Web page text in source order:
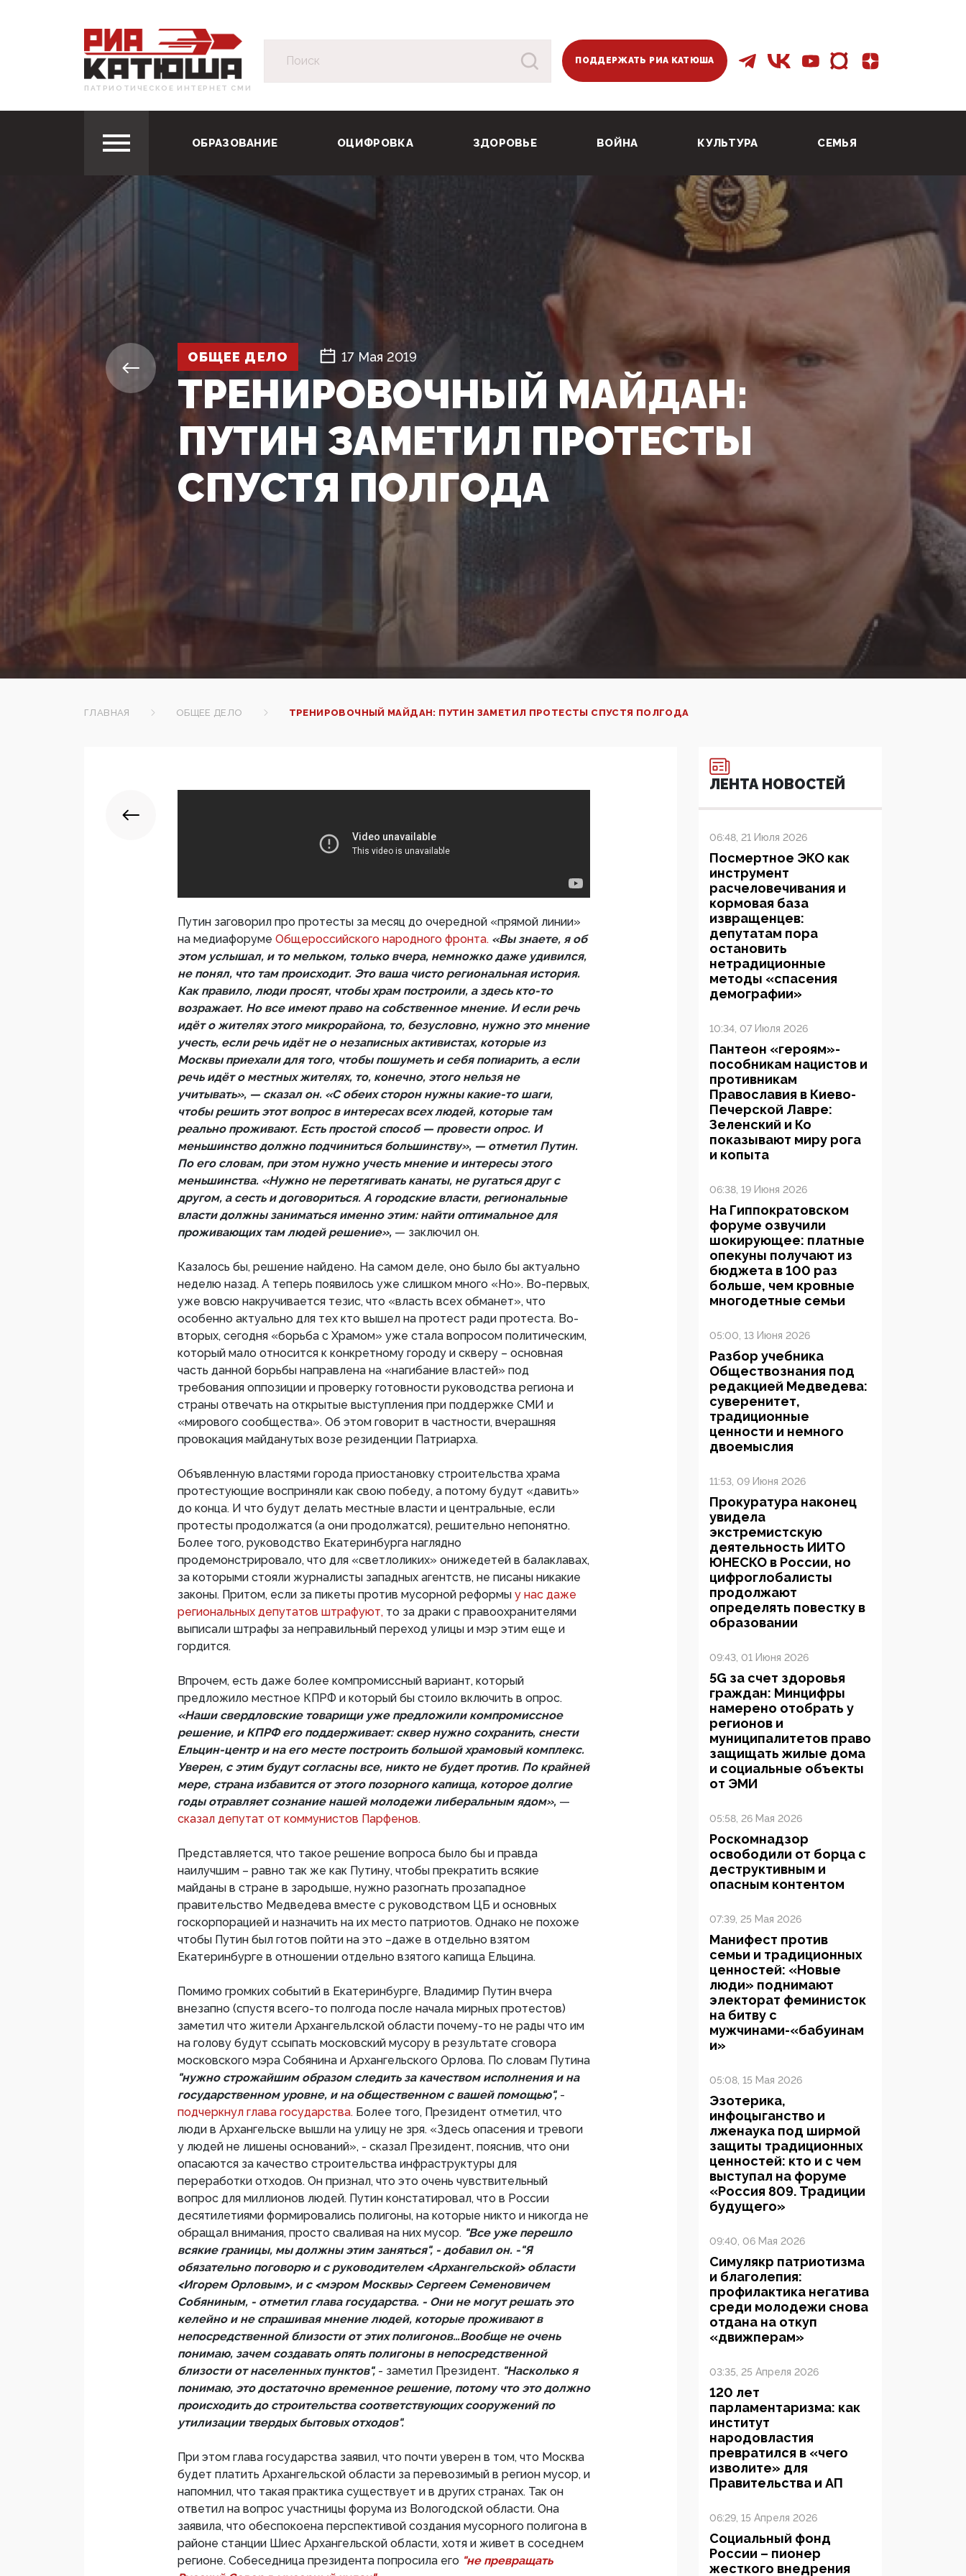
ПАТРИОТИЧЕСКОЕ ИНТЕРНЕТ СМИ
ПОДДЕРЖАТЬ РИА КАТЮША
ОБРАЗОВАНИЕ ОЦИФРОВКА ЗДОРОВЬЕ ВОЙНА КУЛЬТУРА СЕМЬЯ
ОБЩЕЕ ДЕЛО 17 Мая 2019
ТРЕНИРОВОЧНЫЙ МАЙДАН:
ПУТИН ЗАМЕТИЛ ПРОТЕСТЫ
СПУСТЯ ПОЛГОДА
ГЛАВНАЯ ОБЩЕЕ ДЕЛО ТРЕНИРОВОЧНЫЙ МАЙДАН: ПУТИН ЗАМЕТИЛ ПРОТЕСТЫ СПУСТЯ ПОЛГОДА
Путин заговорил про протесты за месяц до очередной «прямой линии»
на медиафоруме Общероссийского народного фронта. «Вы знаете, я об
этом услышал, и то мельком, только вчера, немножко даже удивился,
не понял, что там происходит. Это ваша чисто региональная история.
Как правило, люди просят, чтобы храм построили, а здесь кто-то
возражает. Но все имеют право на собственное мнение. И если речь
идёт о жителях этого микрорайона, то, безусловно, нужно это мнение
учесть, если речь идёт не о незаписных активистах, которые из
Москвы приехали для того, чтобы пошуметь и себя попиарить, а если
речь идёт о местных жителях, то, конечно, этого нельзя не
учитывать», — сказал он. «С обеих сторон нужны какие-то шаги,
чтобы решить этот вопрос в интересах всех людей, которые там
реально проживают. Есть простой способ — провести опрос. И
меньшинство должно подчиниться большинству», — отметил Путин.
По его словам, при этом нужно учесть мнение и интересы этого
меньшинства. «Нужно не перетягивать канаты, не ругаться друг с
другом, а сесть и договориться. А городские власти, региональные
власти должны заниматься именно этим: найти оптимальное для
проживающих там людей решение», — заключил он.
Казалось бы, решение найдено. На самом деле, оно было бы актуально
неделю назад. А теперь появилось уже слишком много «Но». Во-первых,
уже вовсю накручивается тезис, что «власть всех обманет», что
особенно актуально для тех кто вышел на протест ради протеста. Во-
вторых, сегодня «борьба с Храмом» уже стала вопросом политическим,
который мало относится к конкретному городу и скверу – основная
часть данной борьбы направлена на «нагибание властей» под
требования оппозиции и проверку готовности руководства региона и
страны отвечать на открытые выступления при поддержке СМИ и
«мирового сообщества». Об этом говорит в частности, вчерашняя
провокация майданутых возе резиденции Патриарха.
Объявленную властями города приостановку строительства храма
протестующие восприняли как свою победу, а потому будут «давить»
до конца. И что будут делать местные власти и центральные, если
протесты продолжатся (а они продолжатся), решительно непонятно.
Более того, руководство Екатеринбурга наглядно
продемонстрировало, что для «светлоликих» онижедетей в балаклавах,
за которыми стояли журналисты западных агентств, не писаны никакие
законы. Притом, если за пикеты против мусорной реформы у нас даже
региональных депутатов штрафуют, то за драки с правоохранителями
выписали штрафы за неправильный переход улицы и мэр этим еще и
гордится.
Впрочем, есть даже более компромиссный вариант, который
предложило местное КПРФ и который бы стоило включить в опрос.
«Наши свердловские товарищи уже предложили компромиссное
решение, и КПРФ его поддерживает: сквер нужно сохранить, снести
Ельцин-центр и на его месте построить большой храмовый комплекс.
Уверен, с этим будут согласны все, никто не будет против. По крайней
мере, страна избавится от этого позорного капища, которое долгие
годы отравляет сознание нашей молодежи либеральным ядом», —
сказал депутат от коммунистов Парфенов.
Представляется, что такое решение вопроса было бы и правда
наилучшим – равно так же как Путину, чтобы прекратить всякие
майданы в стране в зародыше, нужно разогнать прозападное
правительство Медведева вместе с руководством ЦБ и основных
госкорпорацией и назначить на их место патриотов. Однако не похоже
чтобы Путин был готов пойти на это –даже в отдельно взятом
Екатеринбурге в отношении отдельно взятого капища Ельцина.
Помимо громких событий в Екатеринбурге, Владимир Путин вчера
внезапно (спустя всего-то полгода после начала мирных протестов)
заметил что жители Архангельлской области почему-то не рады что им
на голову будут ссыпать московский мусору в результате сговора
московского мэра Собянина и Архангельского Орлова. По словам Путина
"нужно строжайшим образом следить за качеством исполнения и на
государственном уровне, и на общественном с вашей помощью", -
подчеркнул глава государства. Более того, Президент отметил, что
люди в Архангельске вышли на улицу не зря. «Здесь опасения и тревоги
у людей не лишены оснований», - сказал Президент, пояснив, что они
опасаются за качество строительства инфраструктуры для
переработки отходов. Он признал, что это очень чувствительный
вопрос для миллионов людей. Путин констатировал, что в России
десятилетиями формировались полигоны, на которые никто и никогда не
обращал внимания, просто сваливая на них мусор. "Все уже перешло
всякие границы, мы должны этим заняться", - добавил он. -"Я
обязательно поговорю и с руководителем <Архангельской> области
<Игорем Орловым>, и с <мэром Москвы> Сергеем Семеновичем
Собяниным, - отметил глава государства. - Они не могут решать это
келейно и не спрашивая мнение людей, которые проживают в
непосредственной близости от этих полигонов…Вообще не очень
понимаю, зачем создавать опять полигоны в непосредственной
близости от населенных пунктов", - заметил Президент. "Насколько я
понимаю, это достаточно временное решение, потому что это должно
происходить до строительства соответствующих сооружений по
утилизации твердых бытовых отходов".
При этом глава государства заявил, что почти уверен в том, что Москва
будет платить Архангельской области за перевозимый в регион мусор, и
напомнил, что такая практика существует и в других странах. Так он
ответил на вопрос участницы форума из Вологодской области. Она
заявила, что обеспокоена перспективой создания мусорного полигона в
районе станции Шиес Архангельской области, хотя и живет в соседнем
регионе. Собеседница президента попросила его "не превращать
ЛЕНТА НОВОСТЕЙ
06:48, 21 Июля 2026
Посмертное ЭКО как
инструмент
расчеловечивания и
кормовая база
извращенцев:
депутатам пора
остановить
нетрадиционные
методы «спасения
демографии»
10:34, 07 Июля 2026
Пантеон «героям»-
пособникам нацистов и
противникам
Православия в Киево-
Печерской Лавре:
Зеленский и Ко
показывают миру рога
и копыта
06:38, 19 Июня 2026
На Гиппократовском
форуме озвучили
шокирующее: платные
опекуны получают из
бюджета в 100 раз
больше, чем кровные
многодетные семьи
05:00, 13 Июня 2026
Разбор учебника
Обществознания под
редакцией Медведева:
суверенитет,
традиционные
ценности и немного
двоемыслия
11:53, 09 Июня 2026
Прокуратура наконец
увидела
экстремистскую
деятельность ИИТО
ЮНЕСКО в России, но
цифроглобалисты
продолжают
определять повестку в
образовании
09:43, 01 Июня 2026
5G за счет здоровья
граждан: Минцифры
намерено отобрать у
регионов и
муниципалитетов право
защищать жилые дома
и социальные объекты
от ЭМИ
05:58, 26 Мая 2026
Роскомнадзор
освободили от борца с
деструктивным и
опасным контентом
07:39, 25 Мая 2026
Манифест против
семьи и традиционных
ценностей: «Новые
люди» поднимают
электорат феминисток
на битву с
мужчинами-«бабуинам
и»
05:08, 15 Мая 2026
Эзотерика,
инфоцыганство и
лженаука под ширмой
защиты традиционных
ценностей: кто и с чем
выступал на форуме
«Россия 809. Традиции
будущего»
09:40, 06 Мая 2026
Симулякр патриотизма
и благолепия:
профилактика негатива
среди молодежи снова
отдана на откуп
«движперам»
03:35, 25 Апреля 2026
120 лет
парламентаризма: как
институт
народовластия
превратился в «чего
изволите» для
Правительства и АП
06:29, 15 Апреля 2026
Социальный фонд
России – пионер
жесткого внедрения